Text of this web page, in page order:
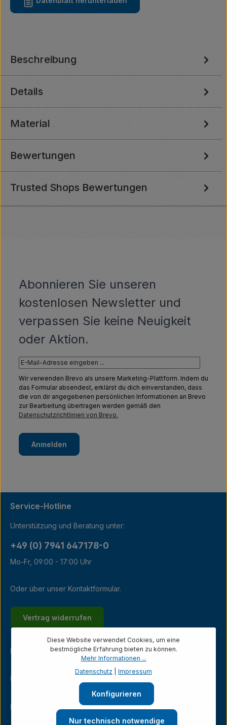
Beschreibung
Details
Material
Bewertungen
Trusted Shops Bewertungen
Abonnieren Sie unseren
kostenlosen Newsletter und
verpassen Sie keine Neuigkeit
oder Aktion.
Wir verwenden Brevo als unsere Marketing-Plattform. Indem du
das Formular absendest, erklärst du dich einverstanden, dass
die von dir angegebenen persönlichen Informationen an Brevo
zur Bearbeitung übertragen werden gemäß den
Datenschutzrichtlinien von Brevo.
Anmelden
Service-Hotline
Unterstützung und Beratung unter:
+49 (0) 7941 647178-0
Mo-Fr, 09:00 - 17:00 Uhr
Oder über unser Kontaktformular.
Vertrag widerrufen
Kundenservice
Unternehmen
Ladengeschäft
Diese Website verwendet Cookies, um eine
bestmögliche Erfahrung bieten zu können.
Mehr Informationen ...
Datenschutz
Impressum
Nur technisch notwendige
Konfigurieren